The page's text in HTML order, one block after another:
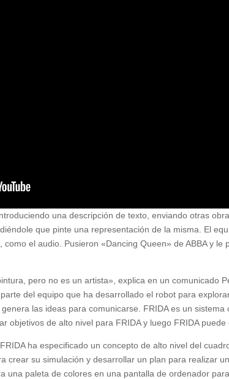
una descripción de texto, enviando otras
que pinte una representación de la misma. El
el audio. Pusieron «Dancing Queen» de ABBA y le
pero no es un artista», explica en un comunicado
del equipo que ha desarrollado el robot para
las ideas para comunicarse. FRIDA es un
objetivos de alto nivel para FRIDA y luego FRIDA puede
ha especificado un concepto de alto nivel del
crear su simulación y desarrollar un plan para realizar
una paleta de colores en una pantalla de ordenador